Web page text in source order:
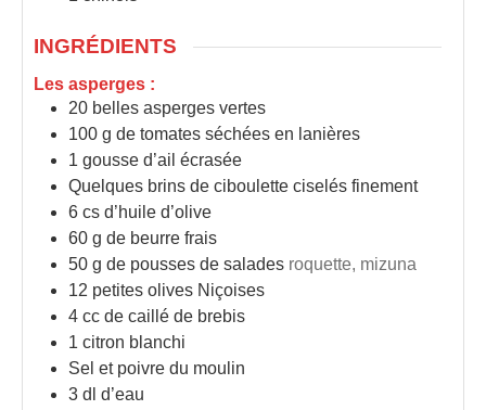
INGRÉDIENTS
Les asperges :
20 belles asperges vertes
100 g de tomates séchées en lanières
1 gousse d’ail écrasée
Quelques brins de ciboulette ciselés finement
6 cs d’huile d’olive
60 g de beurre frais
50 g de pousses de salades roquette, mizuna
12 petites olives Niçoises
4 cc de caillé de brebis
1 citron blanchi
Sel et poivre du moulin
3 dl d’eau